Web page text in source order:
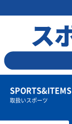
SPORTS&ITEMS
取扱いスポーツ